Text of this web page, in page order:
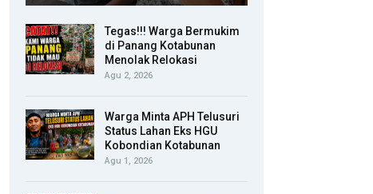
Tegas!!! Warga Bermukim
di Panang Kotabunan
Menolak Relokasi
Agu 2, 2026
Warga Minta APH Telusuri
Status Lahan Eks HGU
Kobondian Kotabunan
Agu 1, 2026